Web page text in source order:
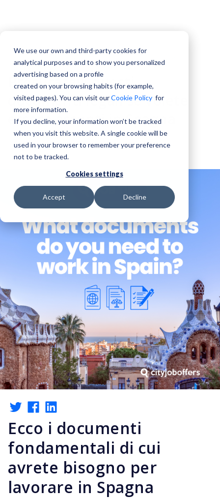
We use our own and third-party cookies for
analytical purposes and to show you personalized
advertising based on a profile
created on your browsing habits (for example,
visited pages). You can visit ourCookie Policy for
more information.
If you decline, your information won’t be tracked
when you visit this website. A single cookie will be
used in your browser to remember your preference
not to be tracked.
Cookies settings
Accept Decline
Procuratevi questi
documenti legali se volete
essere assunti in Spagna
City Job Offers
31 marzo, 2025
Ecco i documenti
fondamentali di cui
avrete bisogno per
lavorare in Spagna